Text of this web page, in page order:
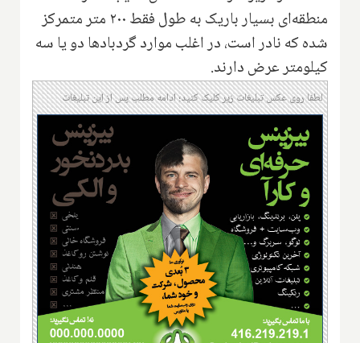
منطقه‌ای بسیار باریک به طول فقط ۲۰۰ متر متمرکز
شده که نادر است، در اغلب موارد گردبادها دو یا سه
کیلومتر عرض دارند.
لطفا روی عکس تبلیغات زیر کلیک کنید؛ ادامه مطلب پس از این تبلیغات